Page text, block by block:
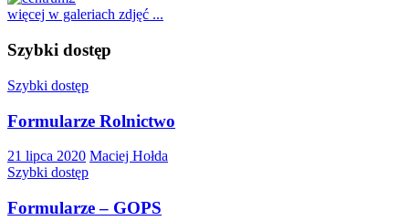
więcej w galeriach zdjęć ...
Szybki dostęp
Szybki dostęp
Formularze Rolnictwo
21 lipca 2020 Maciej Hołda
Szybki dostęp
Formularze – GOPS